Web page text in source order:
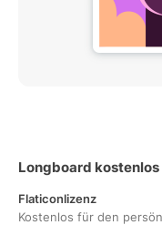
Longboard
Flaticonlizenz
Kostenlos für den